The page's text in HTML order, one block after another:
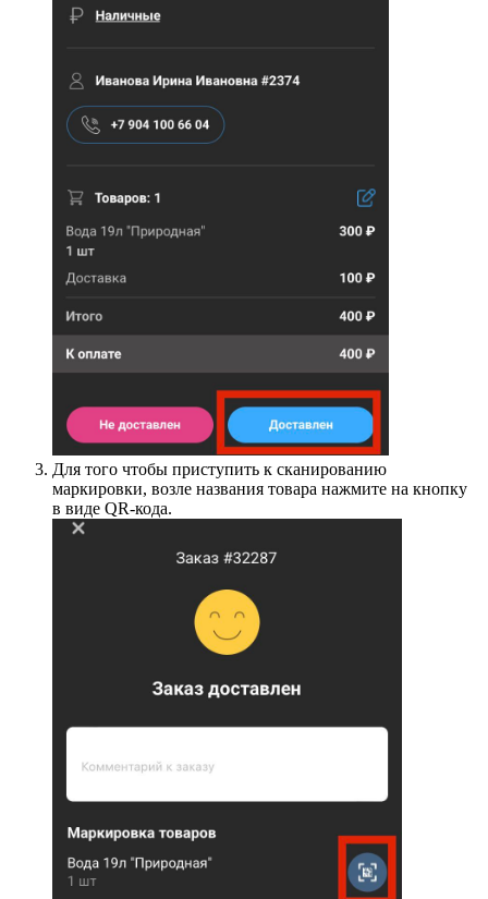
Для того чтобы приступить к сканированию
маркировки, возле названия товара нажмите на кнопку
в виде QR-кода.